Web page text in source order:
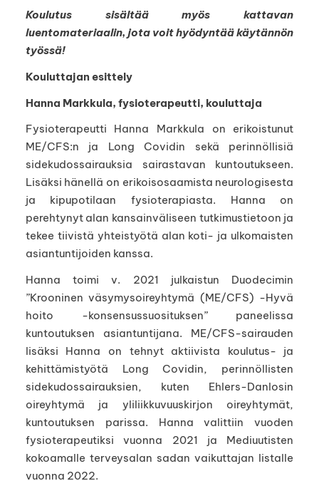
Koulutus sisältää myös kattavan
luentomateriaalin, jota voit hyödyntää käytännön
työssä!
Kouluttajan esittely
Hanna Markkula, fysioterapeutti, kouluttaja
Fysioterapeutti Hanna Markkula on erikoistunut
ME/CFS:n ja Long Covidin sekä perinnöllisiä
sidekudossairauksia sairastavan kuntoutukseen.
Lisäksi hänellä on erikoisosaamista neurologisesta
ja kipupotilaan fysioterapiasta. Hanna on
perehtynyt alan kansainväliseen tutkimustietoon ja
tekee tiivistä yhteistyötä alan koti- ja ulkomaisten
asiantuntijoiden kanssa.
Hanna toimi v. 2021 julkaistun Duodecimin
”Krooninen väsymysoireyhtymä (ME/CFS) -Hyvä
hoito -konsensussuosituksen” paneelissa
kuntoutuksen asiantuntijana. ME/CFS-sairauden
lisäksi Hanna on tehnyt aktiivista koulutus- ja
kehittämistyötä Long Covidin, perinnöllisten
sidekudossairauksien, kuten Ehlers-Danlosin
oireyhtymä ja yliliikkuvuuskirjon oireyhtymät,
kuntoutuksen parissa. Hanna valittiin vuoden
fysioterapeutiksi vuonna 2021 ja Mediuutisten
kokoamalle terveysalan sadan vaikuttajan listalle
vuonna 2022.